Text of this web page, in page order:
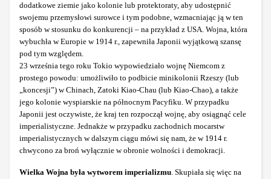
dodatkowe ziemie jako kolonie lub protektoraty, aby udostępnić
swojemu przemysłowi surowce i tym podobne, wzmacniając ją w ten
sposób w stosunku do konkurencji – na przykład z USA. Wojna, która
wybuchła w Europie w 1914 r., zapewniła Japonii wyjątkową szansę
pod tym względem.
23 września tego roku Tokio wypowiedziało wojnę Niemcom z
prostego powodu: umożliwiło to podbicie minikolonii Rzeszy (lub
„koncesji”) w Chinach, Zatoki Kiao-Chau (lub Kiao-Chao), a także
jego kolonie wyspiarskie na północnym Pacyfiku. W przypadku
Japonii jest oczywiste, że kraj ten rozpoczął wojnę, aby osiągnąć cele
imperialistyczne. Jednakże w przypadku zachodnich mocarstw
imperialistycznych w dalszym ciągu mówi się nam, że w 1914 r.
chwycono za broń wyłącznie w obronie wolności i demokracji.
Wielka Wojna była wytworem imperializmu. Skupiała się więc na